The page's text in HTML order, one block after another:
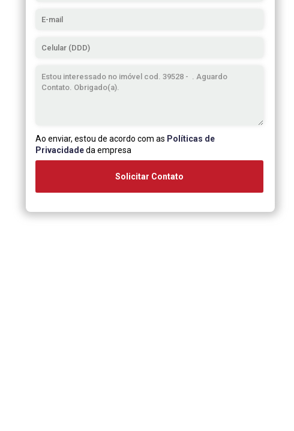
Ao enviar, estou de acordo com as Políticas de
Privacidadeda empresa
Solicitar Contato